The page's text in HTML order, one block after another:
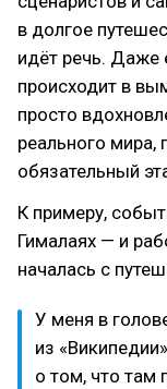
в долгое
идёт речь. Даже
происходит в
просто
реального
обязательный
К примеру,
Гималаях — и
началась с
У меня в
из
о том, что там